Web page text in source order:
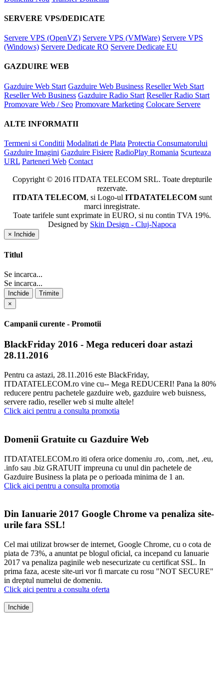
SERVERE VPS/DEDICATE
Servere VPS (OpenVZ) Servere VPS (VMWare) Servere VPS
(Windows) Servere Dedicate RO Servere Dedicate EU
GAZDUIRE WEB
Gazduire Web Start Gazduire Web Business Reseller Web Start
Reseller Web Business Gazduire Radio Start Reseller Radio Start
Promovare Web / Seo Promovare Marketing Colocare Servere
ALTE INFORMATII
Termeni si Conditii Modalitati de Plata Protectia Consumatorului
Gazduire Imagini Gazduire Fisiere RadioPlay Romania Scurteaza
URL Parteneri Web Contact
Copyright © 2016 ITDATA TELECOM SRL. Toate drepturile
rezervate.
ITDATA TELECOM, si Logo-ul ITDATATELECOMsunt
marci inregistrate.
Toate tarifele sunt exprimate in EURO, si nu contin TVA 19%.
Designed by Skin Design - Cluj-Napoca
× Inchide
Titlul
Se incarca...
Se incarca...
Inchide
Trimite
×
Campanii curente - Promotii
BlackFriday 2016 - Mega reduceri doar astazi
28.11.2016
Pentru ca astazi, 28.11.2016 este BlackFriday,
ITDATATELECOM.ro vine cu-- Mega REDUCERI! Pana la 80%
reducere pentru pachetele gazduire web, gazduire web buisness,
servere radio, reseller web si multe altele!
Click aici pentru a consulta promotia
Domenii Gratuite cu Gazduire Web
ITDATATELECOM.ro iti ofera orice domeniu .ro, .com, .net, .eu,
.info sau .biz GRATUIT impreuna cu unul din pachetele de
Gazduire Business la plata pe o perioada minima de 1 an.
Click aici pentru a consulta promotia
Din Ianuarie 2017 Google Chrome va penaliza site-
urile fara SSL!
Cel mai utilizat browser de internet, Google Chrome, cu o cota de
piata de 73%, a anuntat pe blogul oficial, ca incepand cu Ianuarie
2017 va penaliza paginile web nesecurizate cu certificat SSL. In
prima faza, aceste site-uri vor fi marcate cu rosu "NOT SECURE"
in dreptul numelui de domeniu.
Click aici pentru a consulta oferta
Inchide